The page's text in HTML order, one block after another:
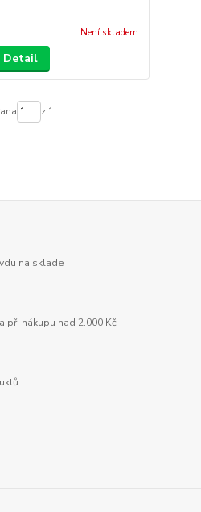
Není skladem
Detail
z 1
na sklade
při nákupu nad 2.000 Kč